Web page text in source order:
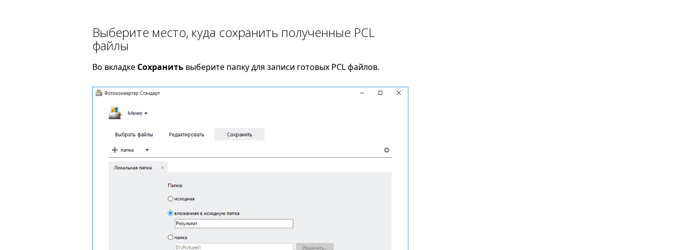
Выберите место, куда сохранить полученные PCL
файлы
Во вкладке Сохранитьвыберите папку для записи готовых PCL файлов.